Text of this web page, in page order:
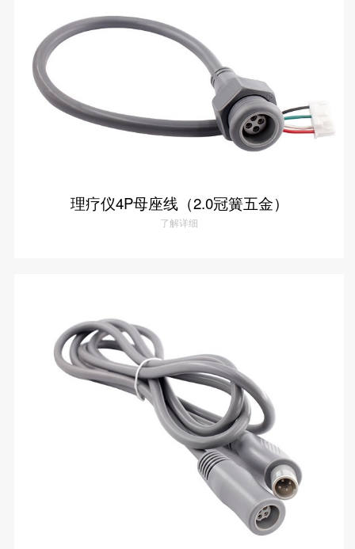
了解详情
理疗仪4P母座线（2.0冠簧五金）
了解详细
理疗仪4P母座线（2.0冠簧五金）
了解详情